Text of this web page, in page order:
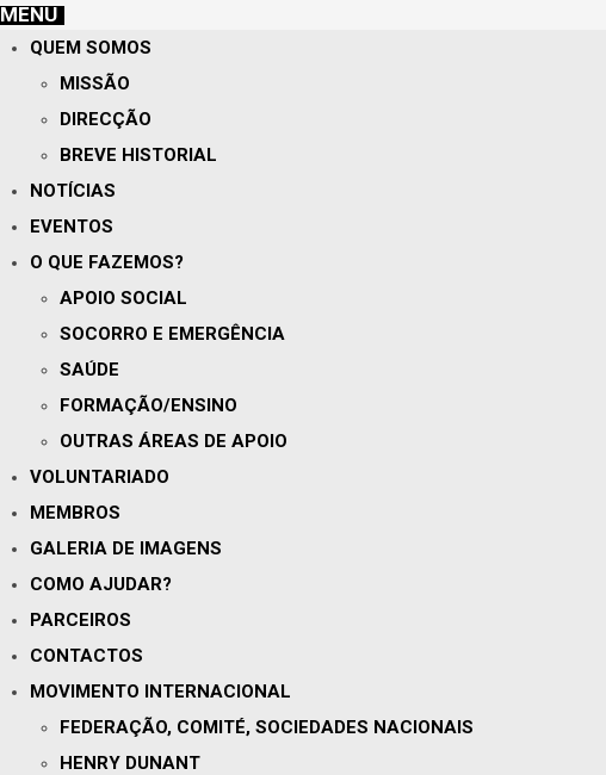
MENU
QUEM SOMOS
MISSÃO
DIRECÇÃO
BREVE HISTORIAL
NOTÍCIAS
EVENTOS
O QUE FAZEMOS?
APOIO SOCIAL
SOCORRO E EMERGÊNCIA
SAÚDE
FORMAÇÃO/ENSINO
OUTRAS ÁREAS DE APOIO
VOLUNTARIADO
MEMBROS
GALERIA DE IMAGENS
COMO AJUDAR?
PARCEIROS
CONTACTOS
MOVIMENTO INTERNACIONAL
FEDERAÇÃO, COMITÉ, SOCIEDADES NACIONAIS
HENRY DUNANT